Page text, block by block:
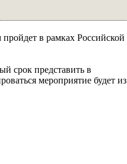
в рамках Российской
срок представить в
мероприятие будет из